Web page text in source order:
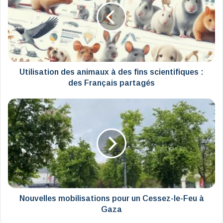
à
des
fins
scientifiques
:
des
Français
Utilisation des animaux à des fins scientifiques :
des Français partagés
Nouvelles
mobilisations
pour
un
Cessez-
le-
Feu
à
Gaza
Nouvelles mobilisations pour un Cessez-le-Feu à
Gaza